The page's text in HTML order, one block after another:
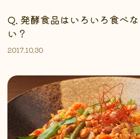
Q. 発酵食品はいろいろ食べ
い？
2017.10.30